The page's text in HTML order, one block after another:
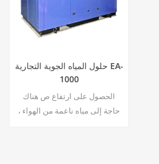
حلول المياه الجوية التجارية EA-
1000
الحصول على ارتفاع ص هناك
حاجة إلى مياه ناعمة من الهواء ،